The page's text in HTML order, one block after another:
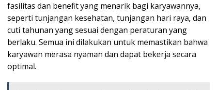
fasilitas dan benefit yang menarik bagi karyawannya,
seperti tunjangan kesehatan, tunjangan hari raya, dan
cuti tahunan yang sesuai dengan peraturan yang
berlaku. Semua ini dilakukan untuk memastikan bahwa
karyawan merasa nyaman dan dapat bekerja secara
optimal.